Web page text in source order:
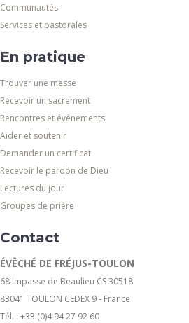
Communautés
Services et pastorales
En pratique
Trouver une messe
Recevoir un sacrement
Rencontres et événements
Aider et soutenir
Demander un certificat
Recevoir le pardon de Dieu
Lectures du jour
Groupes de prière
Contact
ÉVÊCHÉ DE FRÉJUS-TOULON
68 impasse de Beaulieu CS 30518
83041 TOULON CEDEX 9 - France
Tél. : +33 (0)4 94 27 92 60